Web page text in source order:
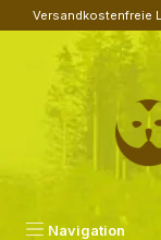
Zum Hauptinhalt
Versandkostenfreie
Navigation